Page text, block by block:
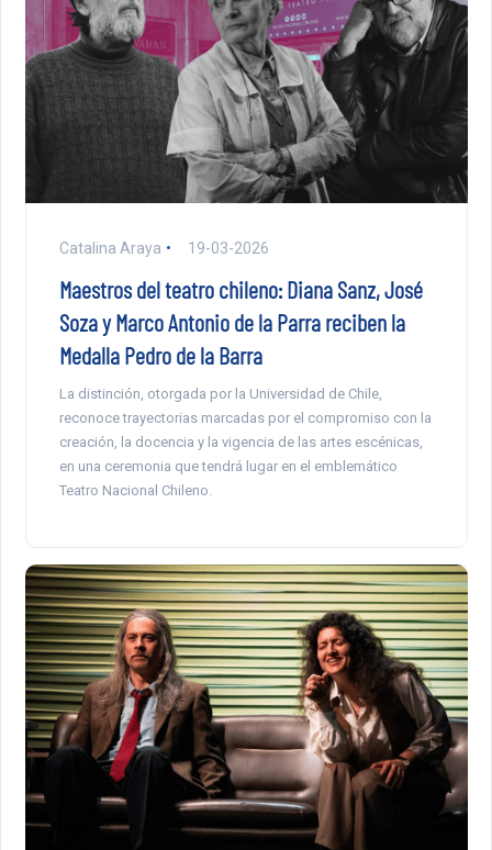
Catalina Araya 19-03-2026
Maestros del teatro chileno: Diana Sanz, José
Soza y Marco Antonio de la Parra reciben la
Medalla Pedro de la Barra
La distinción, otorgada por la Universidad de Chile,
reconoce trayectorias marcadas por el compromiso con la
creación, la docencia y la vigencia de las artes escénicas,
en una ceremonia que tendrá lugar en el emblemático
Teatro Nacional Chileno.